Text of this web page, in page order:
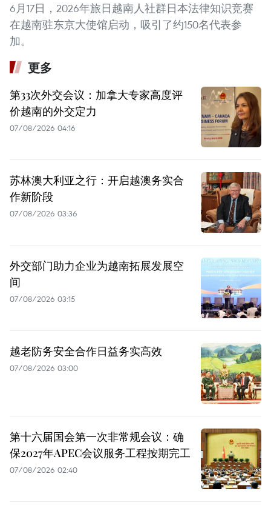
6月17日，2026年旅日越南人社群日本法律知识竞赛
在越南驻东京大使馆启动，吸引了约150名代表参
加。
更多
第33次外交会议：加拿大专家高度评
价越南的外交定力
07/08/2026 04:16
苏林澳大利亚之行：开启越澳务实合
作新阶段
07/08/2026 03:36
外交部门助力企业为越南拓展发展空
间
07/08/2026 03:15
越老防务安全合作日益务实高效
07/08/2026 03:00
第十六届国会第一次非常规会议：确
保2027年APEC会议服务工程按期完工
07/08/2026 02:40